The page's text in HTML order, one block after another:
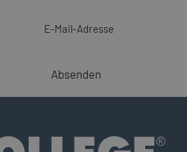
E-Mail-Adresse
Absenden